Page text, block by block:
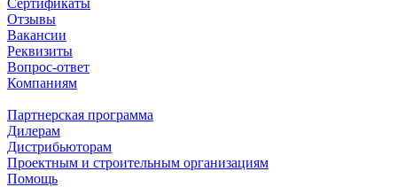
Отзывы
Вакансии
Реквизиты
Вопрос-ответ
Компаниям
Партнерская программа
Дилерам
Дистрибьюторам
Проектным и строительным организациям
Помощь